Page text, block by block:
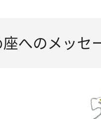
へのメッセ